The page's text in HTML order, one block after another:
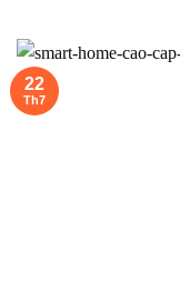
22
Th7